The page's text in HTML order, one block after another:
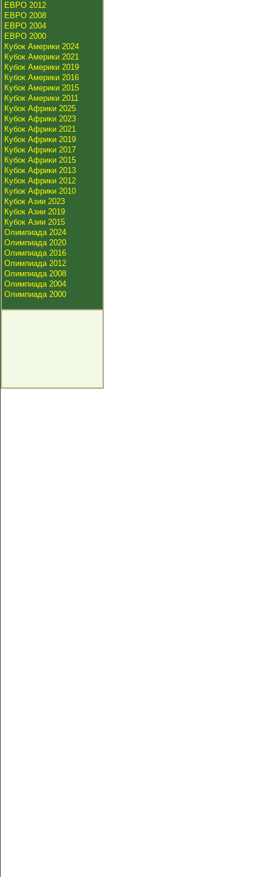
ЕВРО 2012
ЕВРО 2008
ЕВРО 2004
ЕВРО 2000
Кубок Америки 2024
Кубок Америки 2021
Кубок Америки 2019
Кубок Америки 2016
Кубок Америки 2015
Кубок Америки 2011
Кубок Африки 2025
Кубок Африки 2023
Кубок Африки 2021
Кубок Африки 2019
Кубок Африки 2017
Кубок Африки 2015
Кубок Африки 2013
Кубок Африки 2012
Кубок Африки 2010
Кубок Азии 2023
Кубок Азии 2019
Кубок Азии 2015
Олимпиада 2024
Олимпиада 2020
Олимпиада 2016
Олимпиада 2012
Олимпиада 2008
Олимпиада 2004
Олимпиада 2000